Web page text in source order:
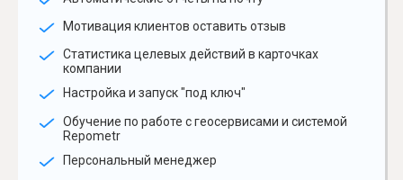
Мотивация клиентов оставить отзыв
Статистика целевых действий в карточках
компании
Настройка и запуск "под ключ"
Обучение по работе с геосервисами и системой
Repometr
Персональный менеджер